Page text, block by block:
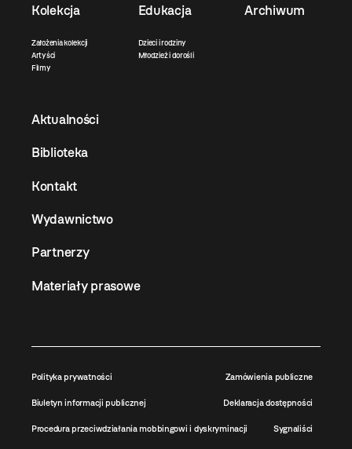
Kolekcja
Założenia kolekcji
Artyści
Filmy
Edukacja
Dzieci i rodziny
Młodzież i dorośli
Archiwum
Aktualności
Biblioteka
Kontakt
Wydawnictwo
Partnerzy
Materiały prasowe
Polityka prywatności Zamówienia publiczne
Biuletyn informacji publicznej Deklaracja dostępności
Procedura przeciwdziałania mobbingowi i dyskryminacji Sygnaliści